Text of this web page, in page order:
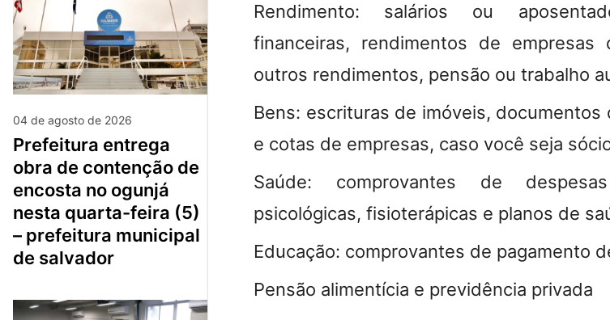
04 de agosto de 2026
prefeitura entrega
obra de contenção de
encosta no ogunjá
nesta quarta-feira (5)
– prefeitura municipal
de salvador
Rendimento: salários ou
financeiras, rendimentos de
outros rendimentos, pensão ou trabalho
Bens: escrituras de imóveis, documentos
e cotas de empresas, caso você seja
Saúde: comprovantes de
psicológicas, fisioterápicas e planos de
Educação: comprovantes de pagamento
Pensão alimentícia e previdência privada